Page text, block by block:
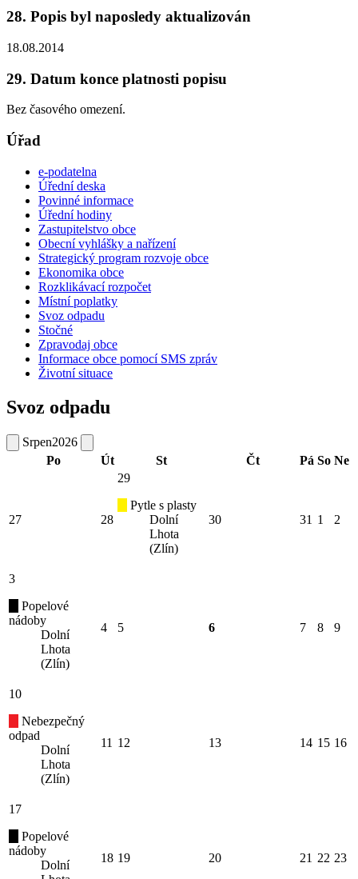
28. Popis byl naposledy aktualizován
18.08.2014
29. Datum konce platnosti popisu
Bez časového omezení.
Úřad
e-podatelna
Úřední deska
Povinné informace
Úřední hodiny
Zastupitelstvo obce
Obecní vyhlášky a nařízení
Strategický program rozvoje obce
Ekonomika obce
Rozklikávací rozpočet
Místní poplatky
Svoz odpadu
Stočné
Zpravodaj obce
Informace obce pomocí SMS zpráv
Životní situace
Svoz odpadu
Srpen2026
Po
Út St Čt Pá So Ne
27 28
29
Pytle s plasty
Dolní
Lhota
(Zlín)
30 31 1 2
3
Popelové
nádoby
Dolní
Lhota
(Zlín)
4 5 6 7 8 9
10
Nebezpečný
odpad
Dolní
Lhota
(Zlín)
11 12 13 14 15 16
17
Popelové
nádoby
Dolní
18 19 20 21 22 23